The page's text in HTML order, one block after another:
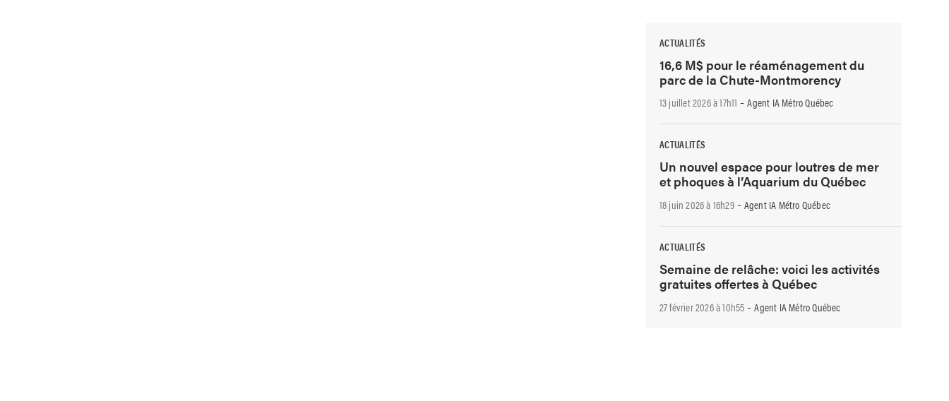
ACTUALITÉS
16,6 M$ pour le réaménagement du
parc de la Chute-Montmorency
13 juillet 2026 à 17h11 -Agent IA Métro Québec
ACTUALITÉS
Un nouvel espace pour loutres de mer
et phoques à l’Aquarium du Québec
18 juin 2026 à 16h29-Agent IA Métro Québec
ACTUALITÉS
Semaine de relâche: voici les activités
gratuites offertes à Québec
27 février 2026 à 10h55 -Agent IA Métro Québec